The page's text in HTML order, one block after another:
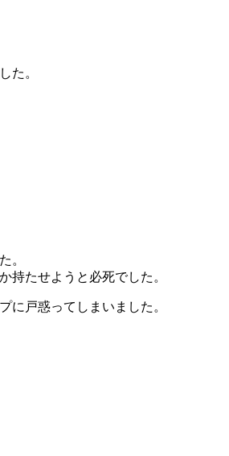
た。
。
持たせようと必死でした。
に戸惑ってしまいました。